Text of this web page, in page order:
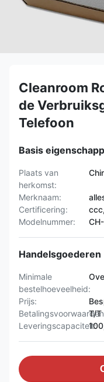
Cleanroom
de
Telefoon
Basis
Plaats van
herkomst:
Merknaam:
Certificering:
Modelnummer:
Handelsgoederen
Minimale
bestelhoeveelheid:
Prijs:
T/T
Leveringscapaciteit: